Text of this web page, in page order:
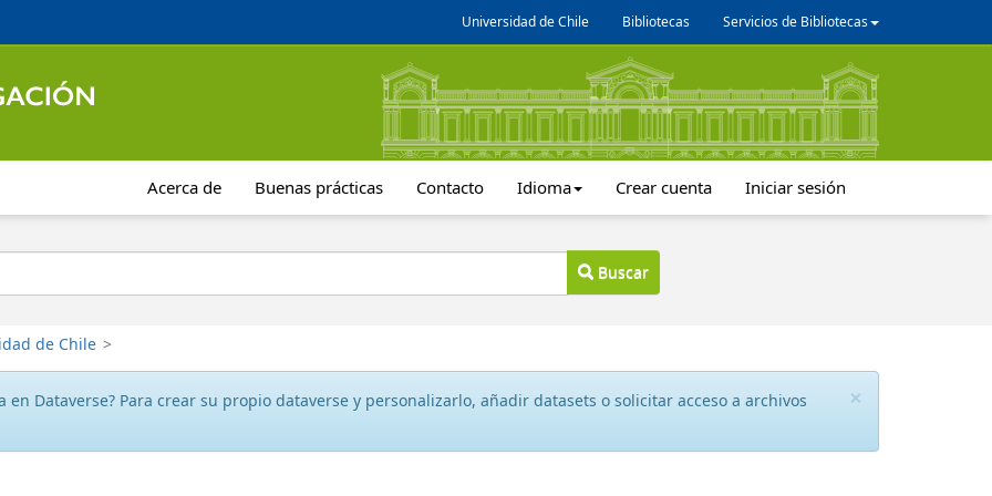
Universidad de Chile Bibliotecas Servicios de Bibliotecas
Acerca de Buenas prácticas Contacto Idioma Crear cuenta Iniciar sesión
Buscar
de Chile >
×
en Dataverse? Para crear su propio dataverse y personalizarlo, añadir datasets o solicitar acceso a archivos